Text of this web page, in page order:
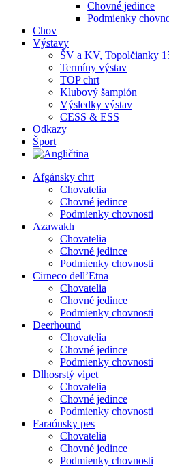
Chovné jedince
Podmienky
Chov
Výstavy
ŠV a KV, Topolčianky
Termíny výstav
TOP chrt
Klubový šampión
Výsledky výstav
CESS & ESS
Odkazy
Šport
Afgánsky chrt
Chovatelia
Chovné jedince
Podmienky chovnosti
Azawakh
Chovatelia
Chovné jedince
Podmienky chovnosti
Cirneco dell’Etna
Chovatelia
Chovné jedince
Podmienky chovnosti
Deerhound
Chovatelia
Chovné jedince
Podmienky chovnosti
Dlhosrstý vipet
Chovatelia
Chovné jedince
Podmienky chovnosti
Faraónsky pes
Chovatelia
Chovné jedince
Podmienky chovnosti